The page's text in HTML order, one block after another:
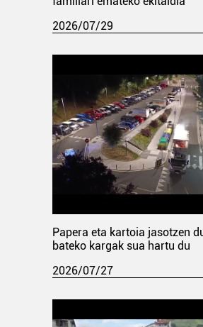
2026/07/29
Papera eta kartoia jasotzen
bateko kargak sua hartu du
2026/07/27